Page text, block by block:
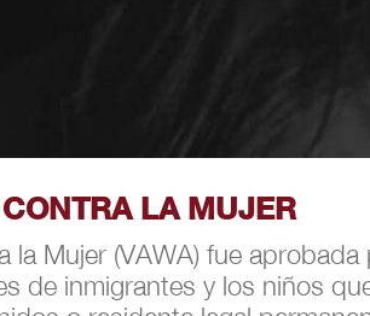
LA MUJER
la Mujer (VAWA) fue
de inmigrantes y los niños